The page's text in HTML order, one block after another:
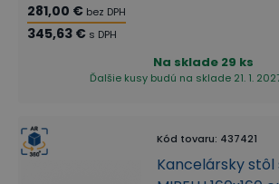
281,00 € bez DPH
345,63 € s DPH
Na sklade 29 ks
Ďalšie kusy budú na sklade 21. 1.
Kód tovaru: 437421
Kancelársky stôl